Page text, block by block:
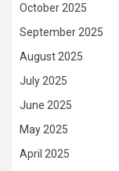
October 2025
September 2025
August 2025
July 2025
June 2025
May 2025
April 2025